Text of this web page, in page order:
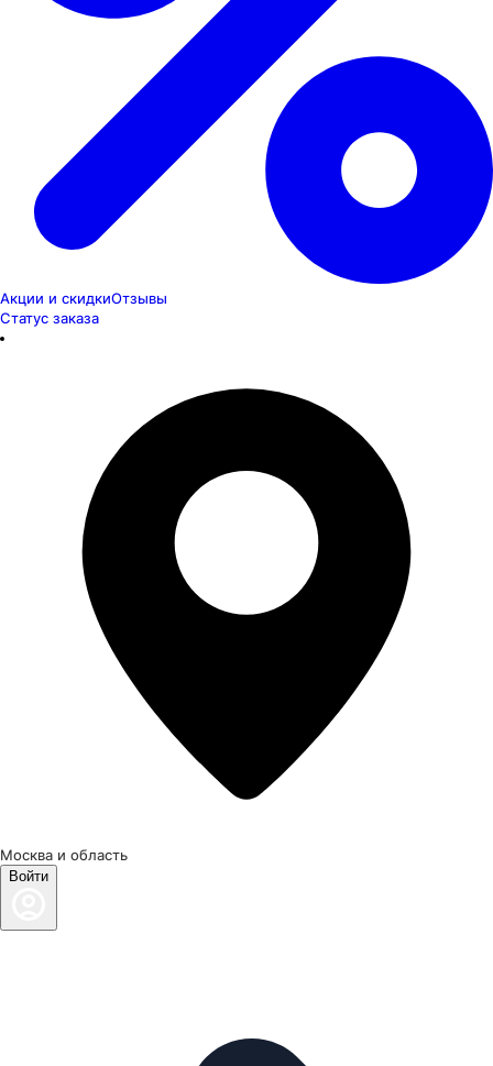
Акции и скидкиОтзывы
Статус заказа
Москва и область
Войти